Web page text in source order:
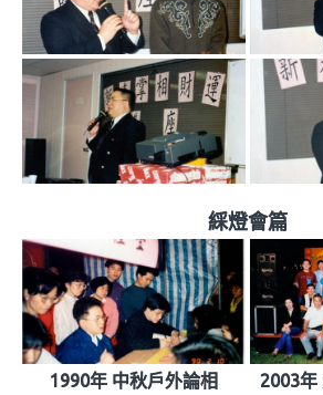
綵燈會篇
1990年 中秋戶外論相
2003年